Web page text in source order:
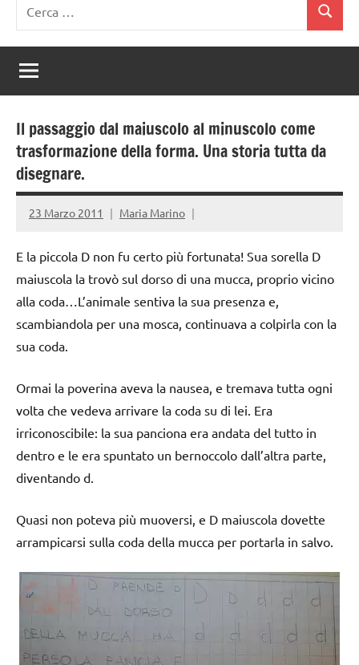
per:
Cerca
Il passaggio dal maiuscolo al minuscolo come
trasformazione della forma. Una storia tutta da
disegnare.
23 Marzo 2011 Maria Marino
E la piccola D non fu certo più fortunata! Sua sorella D
maiuscola la trovò sul dorso di una mucca, proprio vicino
alla coda…L’animale sentiva la sua presenza e,
scambiandola per una mosca, continuava a colpirla con la
sua coda.
Ormai la poverina aveva la nausea, e tremava tutta ogni
volta che vedeva arrivare la coda su di lei. Era
irriconoscibile: la sua panciona era andata del tutto in
dentro e le era spuntato un bernoccolo dall’altra parte,
diventando d.
Quasi non poteva più muoversi, e D maiuscola dovette
arrampicarsi sulla coda della mucca per portarla in salvo.